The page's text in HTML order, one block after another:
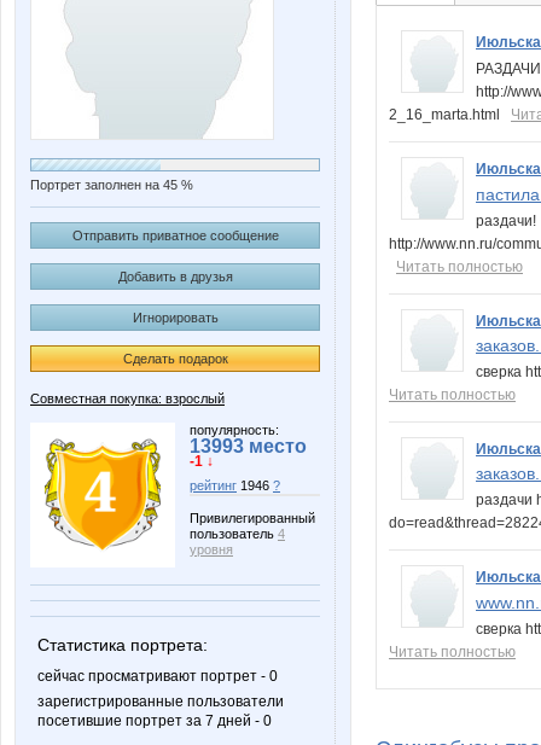
Портрет заполнен на 45 %
Отправить приватное сообщение
Добавить в друзья
Игнорировать
Сделать подарок
Совместная покупка: взрослый
популярность:
13993 место
-1 ↓
рейтинг 1946 ?
Привилегированный
пользователь 4
уровня
Статистика портрета:
сейчас просматривают портрет - 0
зарегистрированные пользователи
посетившие портрет за 7 дней - 0
РАЗДАЧИ
http://
2_16_marta.html
раздачи!
http://www.nn.ru/
Читать полностью
сверка
Читать полностью
раздачи
сверка
Читать полностью